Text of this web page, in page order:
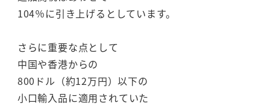
104％に引き上げるとしています。
さらに重要な点として
中国や香港からの
800ドル（約12万円）以下の
小口輸入品に適用されていた